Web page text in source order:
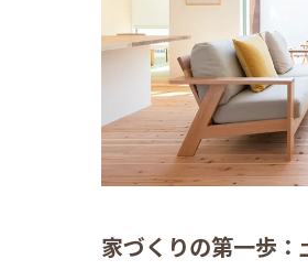
家づくりの第一歩：